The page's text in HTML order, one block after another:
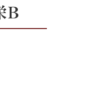
B